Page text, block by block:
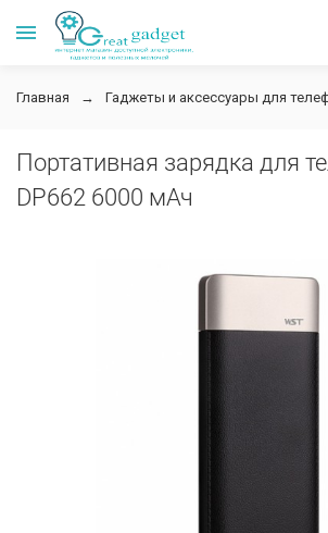
Главная Гаджеты и аксессуары для
Портативная зарядка для
DP662 6000 мАч